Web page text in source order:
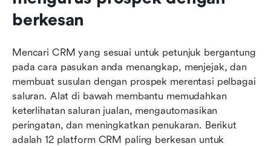
berkesan
Mencari CRM yang sesuai untuk petunjuk bergantung
pada cara pasukan anda menangkap, menjejak, dan
membuat susulan dengan prospek merentasi pelbagai
saluran. Alat di bawah membantu memudahkan
keterlihatan saluran jualan, mengautomasikan
peringatan, dan meningkatkan penukaran. Berikut
adalah 12 platform CRM paling berkesan untuk